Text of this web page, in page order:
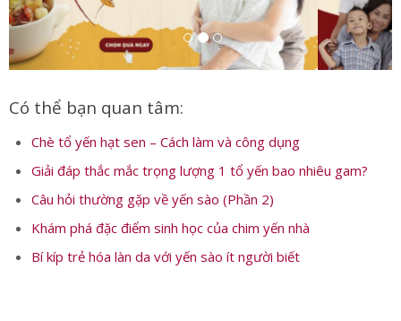
Có thể bạn quan tâm:
Chè tổ yến hạt sen – Cách làm và công dụng
Giải đáp thắc mắc trọng lượng 1 tổ yến bao nhiêu gam?
Câu hỏi thường gặp về yến sào (Phần 2)